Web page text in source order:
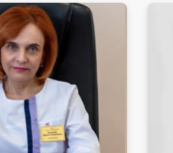
Владимировна
детской поликлиникой